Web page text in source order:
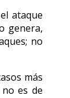
ataque
genera,
no
más
es de